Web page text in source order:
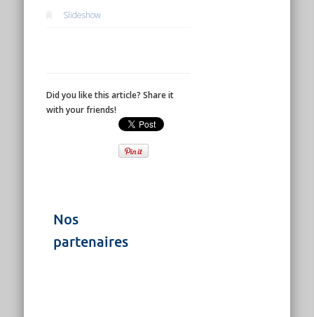
Slideshow
Did you like this article? Share it
with your friends!
Nos
partenaires